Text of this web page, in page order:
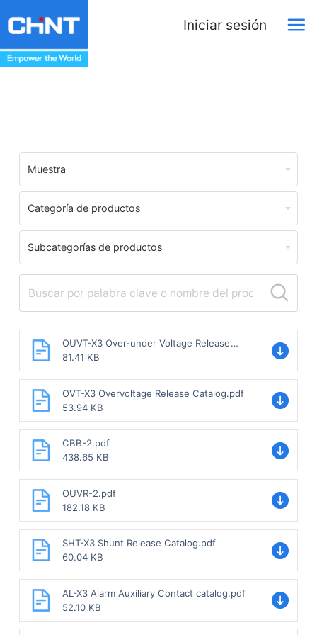
Iniciar sesión
Muestra
Categoría de productos
Subcategorías de productos
OUVT-X3 Over-under Voltage Release
Catalog.pdf
81.41 KB
OVT-X3 Overvoltage Release Catalog.pdf
53.94 KB
CBB-2.pdf
438.65 KB
OUVR-2.pdf
182.18 KB
SHT-X3 Shunt Release Catalog.pdf
60.04 KB
AL-X3 Alarm Auxiliary Contact catalog.pdf
52.10 KB